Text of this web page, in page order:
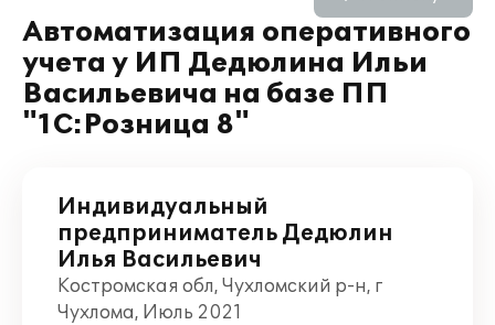
Автоматизация оперативного
учета у ИП Дедюлина Ильи
Васильевича на базе ПП
"1С:Розница 8"
Индивидуальный
предприниматель Дедюлин
Илья Васильевич
Костромская обл, Чухломский р-н, г
Чухлома, Июль 2021